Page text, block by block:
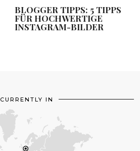
BLOGGER TIPPS: 5 TIPPS
FÜR HOCHWERTIGE
INSTAGRAM-BILDER
CURRENTLY IN